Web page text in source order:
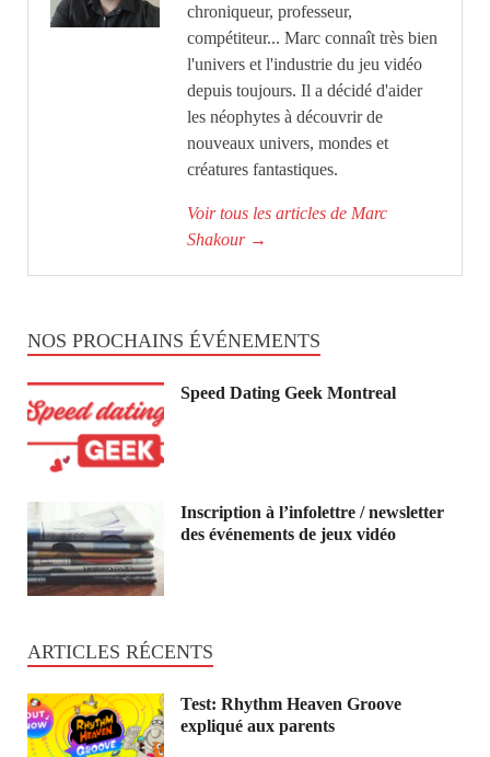
chroniqueur, professeur,
compétiteur... Marc connaît très bien
l'univers et l'industrie du jeu vidéo
depuis toujours. Il a décidé d'aider
les néophytes à découvrir de
nouveaux univers, mondes et
créatures fantastiques.
Voir tous les articles de Marc
Shakour →
NOS PROCHAINS ÉVÉNEMENTS
Speed Dating Geek Montreal
Inscription à l’infolettre / newsletter
des événements de jeux vidéo
ARTICLES RÉCENTS
Test: Rhythm Heaven Groove
expliqué aux parents